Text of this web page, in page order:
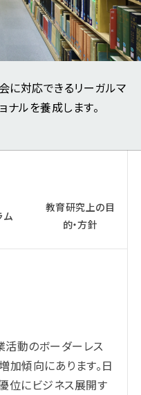
に対応できるリーガルマ
ナルを養成します。
ム
教育研究上の目
的・方針
動のボーダーレス
加傾向にあります。日
位にビジネス展開す